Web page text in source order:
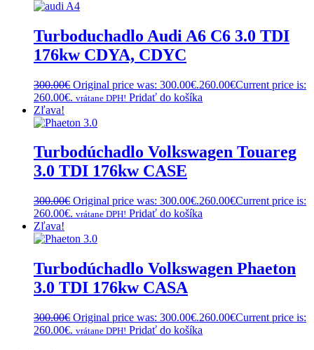
Turboduchadlo Audi A6 C6 3.0 TDI
176kw CDYA, CDYC
300.00€ Original price was: 300.00€.260.00€Current price is:
260.00€. vrátane DPH! Pridať do košíka
Zľava!
Turbodúchadlo Volkswagen Touareg
3.0 TDI 176kw CASE
300.00€ Original price was: 300.00€.260.00€Current price is:
260.00€. vrátane DPH! Pridať do košíka
Zľava!
Turbodúchadlo Volkswagen Phaeton
3.0 TDI 176kw CASA
300.00€ Original price was: 300.00€.260.00€Current price is:
260.00€. vrátane DPH! Pridať do košíka